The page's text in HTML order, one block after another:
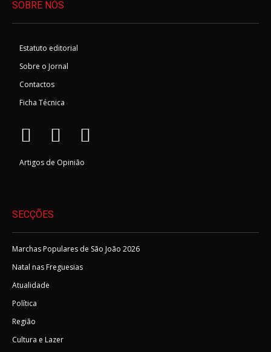
SOBRE NÓS
Estatuto editorial
Sobre o Jornal
Contactos
Ficha Técnica
Artigos de Opinião
SECÇÕES
Marchas Populares de São João 2026
Natal nas Freguesias
Atualidade
Política
Região
Cultura e Lazer